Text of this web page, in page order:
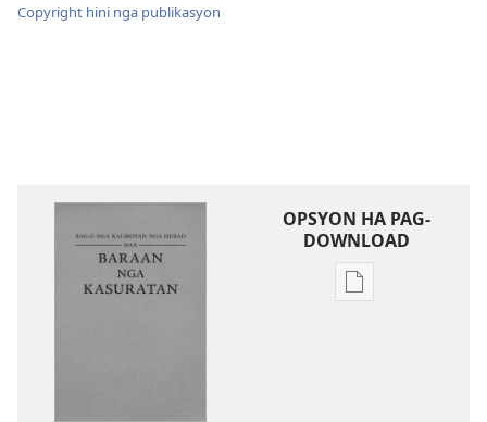
Copyright hini nga publikasyon
OPSYON HA PAG-
DOWNLOAD
Opsyon